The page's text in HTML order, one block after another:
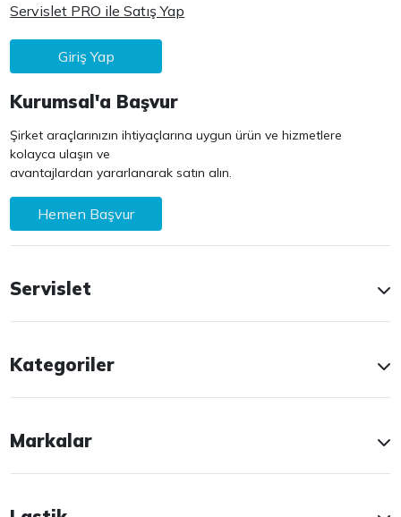
Servislet PRO ile Satış Yap
Giriş Yap
Kurumsal'a Başvur
Şirket araçlarınızın ihtiyaçlarına uygun ürün ve hizmetlere
kolayca ulaşın ve
avantajlardan yararlanarak satın alın.
Hemen Başvur
Servislet
Kategoriler
Markalar